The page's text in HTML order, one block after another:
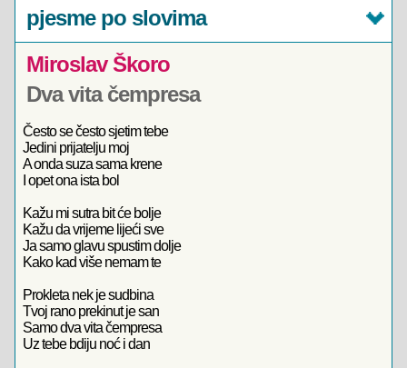
pjesme po slovima
Miroslav Škoro
Dva vita čempresa
Često se često sjetim tebe
Jedini prijatelju moj
A onda suza sama krene
I opet ona ista bol
Kažu mi sutra bit će bolje
Kažu da vrijeme lijeći sve
Ja samo glavu spustim dolje
Kako kad više nemam te
Prokleta nek je sudbina
Tvoj rano prekinut je san
Samo dva vita čempresa
Uz tebe bdiju noć i dan